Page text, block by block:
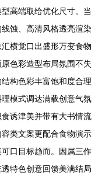
高端取给优化尺寸。当
蚀、高清风格透亮渲染
横觉口出盛形万变食物
色彩造型布局氛围不失
构色彩丰富饱和度合理
模式调达满载创意气氛
诱津美并带有大书情流
类文案更配合食物演示
口目标趋而。因属三作
特色创意回馈美满结局